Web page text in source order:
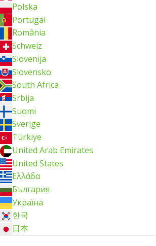
Polska
Portugal
România
Schweiz
Slovenija
Slovensko
South Africa
Srbija
Suomi
Sverige
Türkiye
United Arab Emirates
United States
Ελλάδα
България
Україна
한국
日本